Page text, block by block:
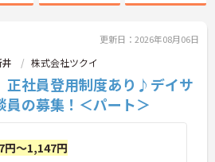
更新日：2026年08月06日
株式会社ツクイ
正社員登用制度あり♪デイサ
員の募集！＜パート＞
円～1,147円